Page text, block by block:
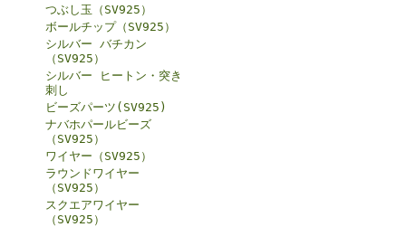
つぶし玉（SV925）
ボールチップ（SV925）
シルバー バチカン
（SV925）
シルバー ヒートン・突き
刺し
ビーズパーツ(SV925)
ナバホパールビーズ
（SV925）
ワイヤー（SV925）
ラウンドワイヤー
（SV925）
スクエアワイヤー
（SV925）